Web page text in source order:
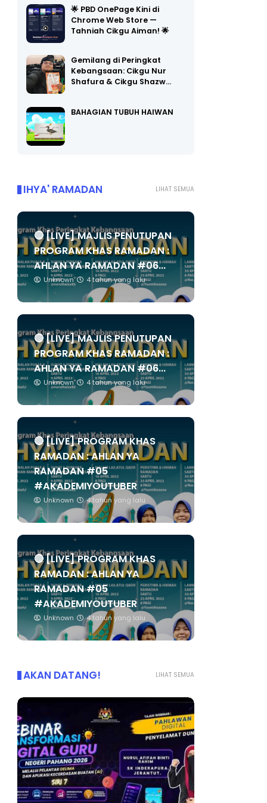
🌟 PBD OnePage Kini di
Chrome Web Store —
Tahniah Cikgu Aiman! 🌟
Gemilang di Peringkat
Kebangsaan: Cikgu Nur
Shafura & Cikgu Shazw…
BAHAGIAN TUBUH HAIWAN
LIHAT SEMUA
IHYA' RAMADAN
🔴 [LIVE] MAJLIS PENUTUPAN
PROGRAM KHAS RAMADAN :
AHLAN YA RAMADAN #06...
Unknown 4 tahun yang lalu
🔴 [LIVE] MAJLIS PENUTUPAN
PROGRAM KHAS RAMADAN :
AHLAN YA RAMADAN #06...
Unknown 4 tahun yang lalu
🔴 [LIVE] PROGRAM KHAS
RAMADAN : AHLAN YA
RAMADAN #05
#AKADEMIYOUTUBER
Unknown 4 tahun yang lalu
🔴 [LIVE] PROGRAM KHAS
RAMADAN : AHLAN YA
RAMADAN #05
#AKADEMIYOUTUBER
Unknown 4 tahun yang lalu
LIHAT SEMUA
AKAN DATANG!